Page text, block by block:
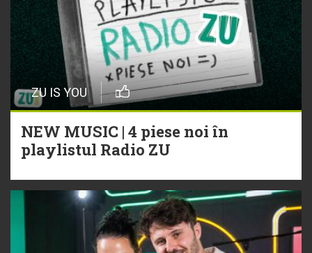
ZU IS YOU
NEW MUSIC | 4 piese noi în
playlistul Radio ZU